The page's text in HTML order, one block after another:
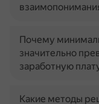
Почему
значительно
заработную
Какие методы